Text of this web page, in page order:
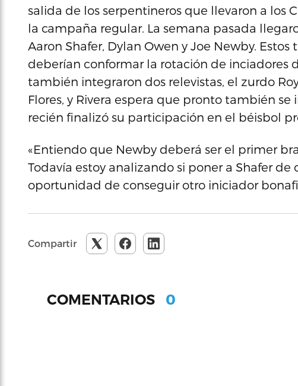
salida de los serpentineros que llevaron a los
la campaña regular. La semana pasada
Aaron Shafer, Dylan Owen y Joe Newby.
deberían conformar la rotación de inciadores
también integraron dos relevistas, el zurdo
Flores, y Rivera espera que pronto también
recién finalizó su participación en el béisbol
«Entiendo que Newby deberá ser el primer
Todavía estoy analizando si poner a Shafer
oportunidad de conseguir otro iniciador
Compartir
COMENTARIOS 0